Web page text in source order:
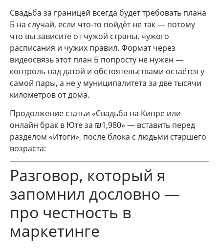
Свадьба за границей всегда будет требовать плана
Б на случай, если что-то пойдёт не так — потому
что вы зависите от чужой страны, чужого
расписания и чужих правил. Формат через
видеосвязь этот план Б попросту не нужен —
контроль над датой и обстоятельствами остаётся у
самой пары, а не у муниципалитета за две тысячи
километров от дома.
Продолжение статьи «Свадьба на Кипре или
онлайн брак в Юте за ₪1,980» — вставить перед
разделом «Итоги», после блока с людьми старшего
возраста:
Разговор, который я
запомнил дословно —
про честность в
маркетинге